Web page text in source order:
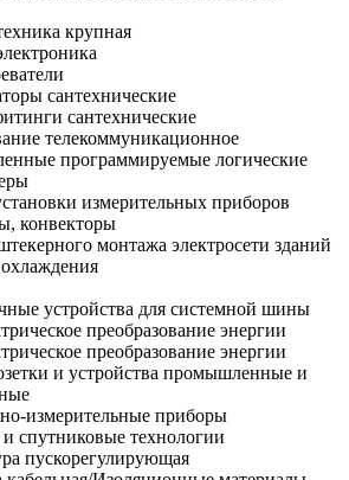
крупная
сантехнические
сантехнические
телекоммуникационное
программируемые логические
измерительных приборов
конвекторы
монтажа электросети зданий
устройства для системной шины
преобразование энергии
преобразование энергии
и устройства промышленные и
измерительные приборы
спутниковые технологии
пускорегулирующая